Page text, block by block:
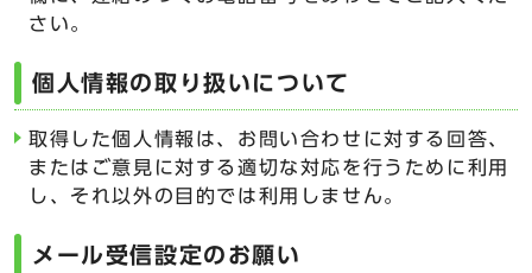
さい。
個人情報の取り扱いについて
取得した個人情報は、お問い合わせに対する回答、
またはご意見に対する適切な対応を行うために利用
し、それ以外の目的では利用しません。
メール受信設定のお願い